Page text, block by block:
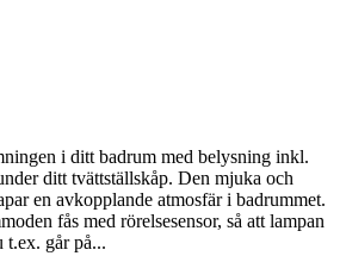
i ditt badrum med belysning inkl.
ditt tvättställskåp. Den mjuka och
en avkopplande atmosfär i badrummet.
fås med rörelsesensor, så att lampan
t.ex. går på...